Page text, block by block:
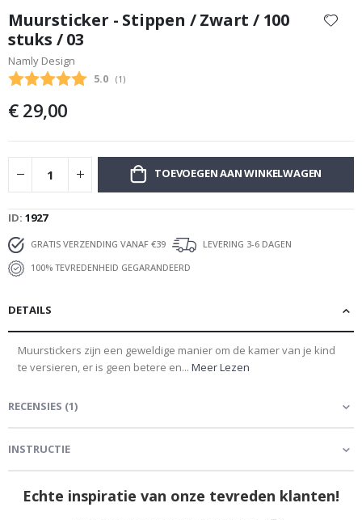
het
begin
van
de
gallerij
Muursticker - Stippen / Zwart / 100
stuks / 03
Namly Design
Gemiddelde beoordeling:
5.0 (aantal stemmen:
1 )
€ 29,00
TOEVOEGEN AAN WINKELWAGEN
ID 1927
GRATIS VERZENDING VANAF €39
LEVERING 3-6 DAGEN
100% TEVREDENHEID GEGARANDEERD
DETAILS
Muurstickers zijn een geweldige manier om de kamer van je kind
te versieren, er is geen betere en... Meer Lezen
RECENSIES (1)
INSTRUCTIE
Echte inspiratie van onze tevreden klanten!